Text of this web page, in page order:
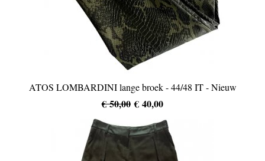
ATOS LOMBARDINI lange broek - 44/48 IT - Nieuw
€ 50,00 € 40,00